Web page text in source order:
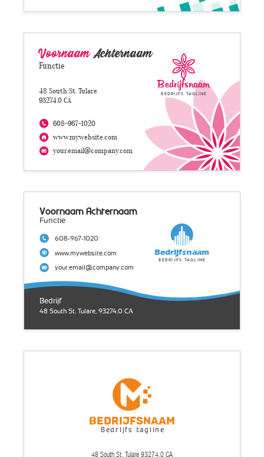
your.email@company.com
608-967-1020
www.mywebsite.com
Functie
48 South St. Tulare
93274.0 CA
VoornaamAchternaam
Bedrijfsnaam
Bedrijfs tagline
48 South St. Tulare, 93274.0 CA
Bedrijf
www.mywebsite.com
your.email@company.com
608-967-1020
Functie
Bedrijfsnaam
Bedrijfs tagline
Voornaam Achternaam
Bedrijfsnaam
Bedrijfs tagline
48 South St. Tulare 93274.0 CA